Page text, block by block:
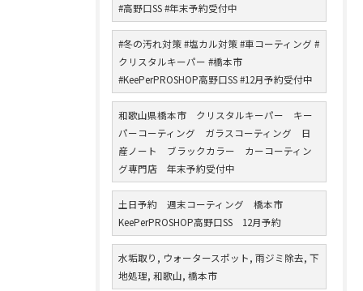
#高野口SS #年末予約受付中
#冬の汚れ対策 #塩カル対策 #車コーティング #
クリスタルキーパー #橋本市
#KeePerPROSHOP高野口SS #12月予約受付中
和歌山県橋本市 クリスタルキーパー キー
パーコーティング ガラスコーティング 日
産ノート ブラックカラー カーコーティン
グ専門店 年末予約受付中
土日予約 週末コーティング 橋本市
KeePerPROSHOP高野口SS 12月予約
水垢取り, ウォータースポット, 雨ジミ除去, 下
地処理, 和歌山, 橋本市